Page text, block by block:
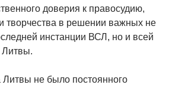
доверия к правосудию,
творчества в решении важных не
инстанции ВСЛ, но и всей
Литвы.
Литвы не было постоянного